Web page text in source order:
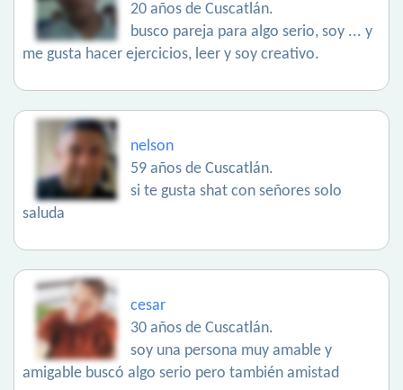
20 años de Cuscatlán.
busco pareja para algo serio, soy ... y
me gusta hacer ejercicios, leer y soy creativo.
nelson
59 años de Cuscatlán.
si te gusta shat con señores solo
saluda
cesar
30 años de Cuscatlán.
soy una persona muy amable y
amigable buscó algo serio pero también amistad